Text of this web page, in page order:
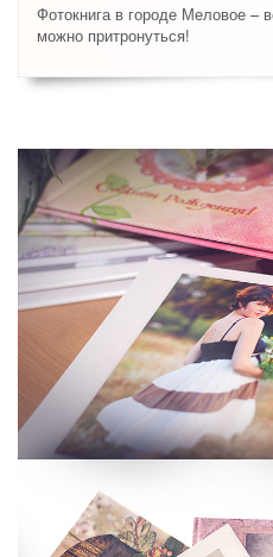
Фотокнига в городе Меловое –
можно притронуться!